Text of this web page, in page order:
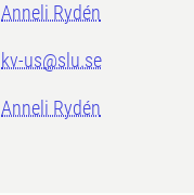
Anneli Rydén
kv-us@slu.se
Anneli Rydén